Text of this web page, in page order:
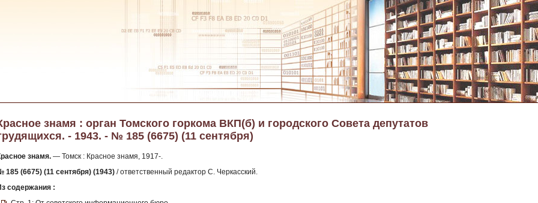
знамя : орган Томского горкома ВКП(б) и городского Совета депутатов
- 1943. - № 185 (6675) (11 сентября)
знамя. — Томск : Красное знамя, 1917-.
185 (6675) (11 сентября) (1943) / ответственный редактор С. Черкасский.
содержания :